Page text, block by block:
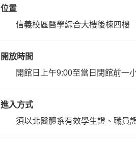
位置
信義校區醫學綜合大樓後棟四樓
開放時間
開館日上午9:00至當日閉館前一
進入方式
須以北醫體系有效學生證、職員